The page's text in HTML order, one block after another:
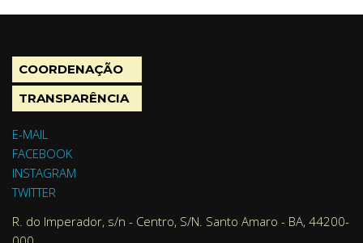
COORDENAÇÃO
TRANSPARÊNCIA
E-MAIL
FACEBOOK
INSTAGRAM
TWITTER
R. do Imperador, s/n - Centro, S/N. Santo Amaro - BA, 44200-